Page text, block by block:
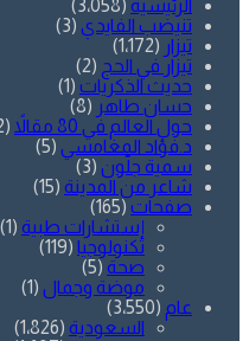
الرئيسية (3٬058)
تنيضب الفايدي (3)
تيزار (1٬172)
تيزار في الحج (2)
حديث الذكريات (1)
حسان طاهر (8)
حول العالم في 80 مقالاً
(2)
د.فؤاد المغامسي (5)
سمية جلّون (3)
شاعر من المدينة (15)
صفحات (165)
إستشارات طبية (1)
تكنولوجيا (119)
صحة (5)
موضة وجمال (1)
عام (3٬550)
السعودية (1٬826)